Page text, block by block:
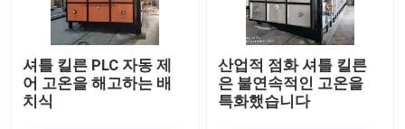
셔틀 킬른 PLC 자동 제
어 고온을 해고하는 배
치식
산업적 점화 셔틀 킬른
은 불연속적인 고온을
특화했습니다